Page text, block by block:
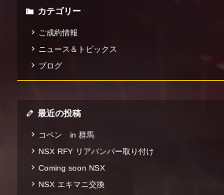
カテゴリー
ご成約情報
ニュース＆トピックス
ブログ
最近の投稿
コペン in 群馬
NSX RFY リアバンパー取り付け
Coming soon NSX
NSX エキマニ交換